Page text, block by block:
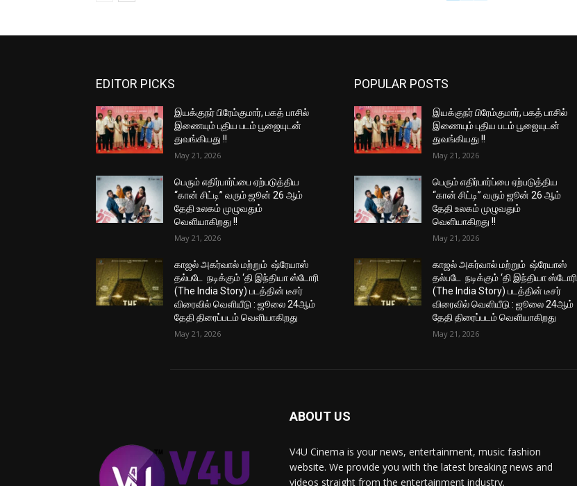
EDITOR PICKS
இயக்குநர் பிரேம்குமார், பகத் பாசில்
இணையும் புதிய படம் பூஜையுடன்
துவங்கியது !!
May 21, 2026
பெரும் எதிர்பார்ப்பை ஏற்படுத்திய
“கான் சிட்டி” வரும் ஜூன் 26 ஆம்
தேதி உலகம் முழுவதும்
வெளியாகிறது !!
May 21, 2026
காஜல் அகர்வால் மற்றும் ஷ்ரேயாஸ்
தல்படே நடிக்கும் ‘தி இந்தியா ஸ்டோரி
(The India Story) படத்தின் டீசர்
விரைவில் வெளியீடு : ஜூலை 24ஆம்
தேதி திரைப்படம் வெளியாகிறது
May 21, 2026
POPULAR POSTS
இயக்குநர் பிரேம்குமார், பகத் பாசில்
இணையும் புதிய படம் பூஜையுடன்
துவங்கியது !!
May 21, 2026
பெரும் எதிர்பார்ப்பை ஏற்படுத்திய
“கான் சிட்டி” வரும் ஜூன் 26 ஆம்
தேதி உலகம் முழுவதும்
வெளியாகிறது !!
May 21, 2026
காஜல் அகர்வால் மற்றும் ஷ்ரேயாஸ்
தல்படே நடிக்கும் ‘தி இந்தியா ஸ்டோரி
(The India Story) படத்தின் டீசர்
விரைவில் வெளியீடு : ஜூலை 24ஆம்
தேதி திரைப்படம் வெளியாகிறது
May 21, 2026
ABOUT US
V4U Cinema is your news, entertainment, music fashion
website. We provide you with the latest breaking news and
videos straight from the entertainment industry.